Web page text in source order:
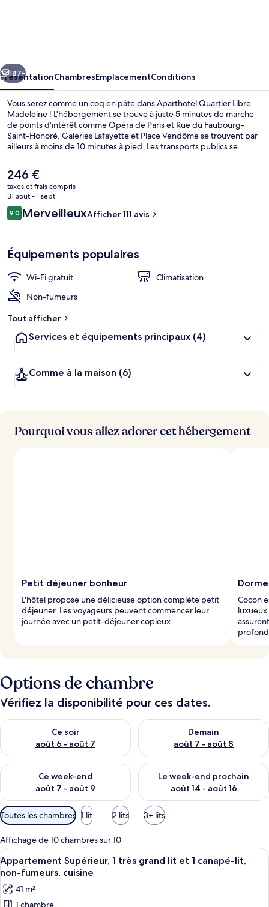
Suivant
187+
PrésentationChambresEmplacementConditions
Vous serez comme un coq en pâte dans Aparthotel Quartier Libre
Madeleine ! L'hébergement se trouve à juste 5 minutes de marche
de points d'intérêt comme Opéra de Paris et Rue du Faubourg-
Saint-Honoré. Galeries Lafayette et Place Vendôme se trouvent par
ailleurs à moins de 10 minutes à pied. Les transports publics se
Caumartin est à 3 min et Station de métro Opéra, à 4 min.
Le
prix
actuel
est
de
246 €
taxes et frais compris
31 août - 1 sept.
Avis
voyageurs
9,09,0 sur 10
MerveilleuxAfficher 111 avis
Équipements populaires
Wi-Fi gratuit
Climatisation
Non-fumeurs
Tout afficher
Services et équipements principaux (4)
Comme à la maison (6)
Pourquoi vous allez adorer cet hébergement
Petit déjeuner bonheur
L'hôtel propose une délicieuse option complète petit
déjeuner. Les voyageurs peuvent commencer leur
journée avec un petit-déjeuner copieux.
Cocon
Options de chambre
Vérifiez la disponibilité pour ces dates.
Ce soir
août 6 - août 7
Vérifier la disponibilité pour ce soir août 6 - août 7
Demain
août 7 - août 8
Vérifier la disponibilité pour
Ce week-end
août 7 - août 9
Vérifier la disponibilité pour ce week-end août 7 - août 9
Le week-end prochain
août 14 - août 16
Vérifier la disponibilité pour
Filtres
disponibles
pour
les
chambres
Toutes les chambres 1 lit 2 lits 3+ lits
Affichage de 10 chambres sur 10
Afficher
toutes
les
photos
Un salon moderne avec une table
50
Appartement Supérieur, 1 très grand lit et 1 canapé-lit,
non-fumeurs, cuisine
41 m²
1 chambre